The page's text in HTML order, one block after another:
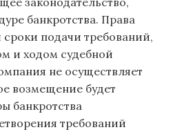
банкротства. Права
подачи требований,
и ходом судебной
не осуществляет
возмещение будет
банкротства
требований